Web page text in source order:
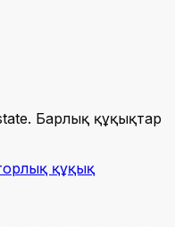
. Барлық құқықтар
құқық